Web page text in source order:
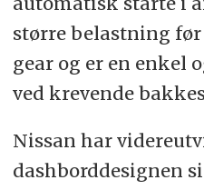
større belastning
gear og er en enkel
ved krevende
Nissan har
dashborddesignen